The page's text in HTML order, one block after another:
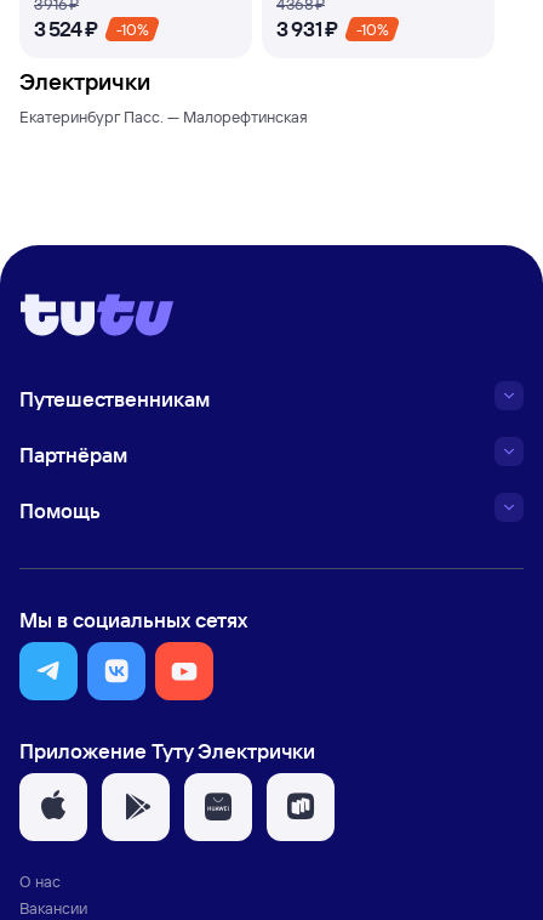
3 ⁠524 ⁠₽ -10% 3 ⁠931 ⁠₽ -10%
Электрички
Екатеринбург Пасс. — Малорефтинская
Путешественникам
Партнёрам
Помощь
Мы в социальных сетях
Приложение Туту Электрички
О нас
Вакансии